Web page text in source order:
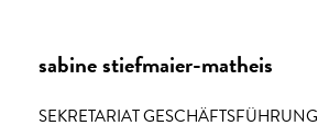
sabine stiefmaier-matheis
SEKRETARIAT GESCHÄFTSFÜHRUNG